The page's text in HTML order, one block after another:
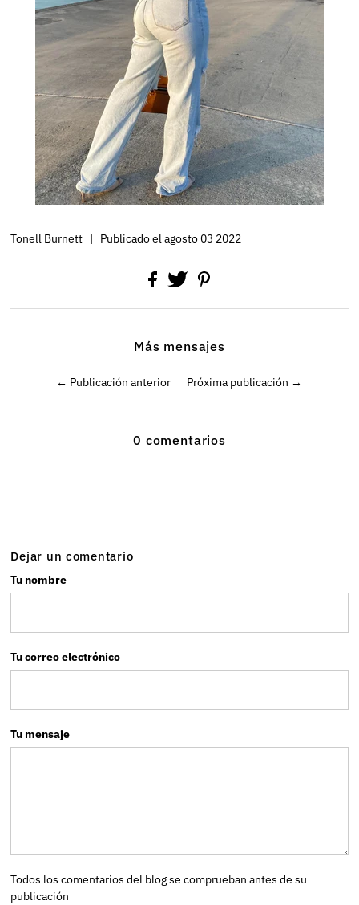
Tonell Burnett Publicado el agosto 03 2022
Más mensajes
← Publicación anterior Próxima publicación →
0 comentarios
Dejar un comentario
Tu nombre
Tu correo electrónico
Tu mensaje
Todos los comentarios del blog se comprueban antes de su
publicación